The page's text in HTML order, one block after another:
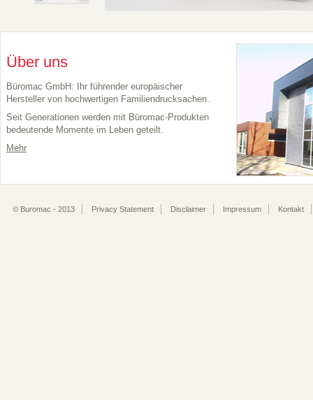
Über uns
Büromac GmbH: Ihr führender europäischer
Hersteller von hochwertigen Familiendrucksachen.
Seit Generationen werden mit Büromac-Produkten
bedeutende Momente im Leben geteilt.
Mehr
© Buromac - 2013 Privacy Statement Disclaimer Impressum Kontakt